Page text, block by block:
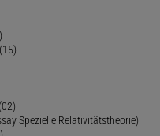
Spezielle Relativitätstheorie)